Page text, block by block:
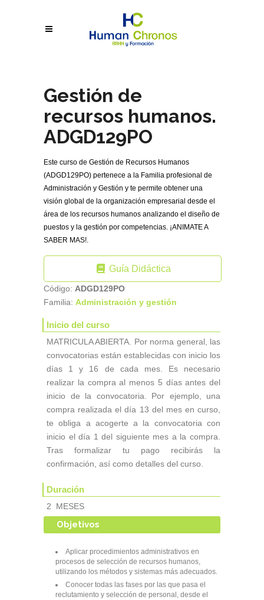
Gestión de
recursos humanos.
ADGD129PO
Este curso de Gestión de Recursos Humanos
(ADGD129PO) pertenece a la Familia profesional de
Administración y Gestión y te permite obtener una
visión global de la organización empresarial desde el
área de los recursos humanos analizando el diseño de
puestos y la gestión por competencias. ¡ANIMATE A
SABER MAS!.
Guía Didáctica
Código: ADGD129PO
Familia: Administración y gestión
Inicio del curso
MATRICULA ABIERTA. Por norma general, las
convocatorias están establecidas con inicio los
días 1 y 16 de cada mes. Es necesario
realizar la compra al menos 5 días antes del
inicio de la convocatoria. Por ejemplo, una
compra realizada el día 13 del mes en curso,
te obliga a acogerte a la convocatoria con
inicio el día 1 del siguiente mes a la compra.
Tras formalizar tu pago recibirás la
confirmación, así como detalles del curso.
Duración
2 MESES
Objetivos
Aplicar procedimientos administrativos en
procesos de selección de recursos humanos,
utilizando los métodos y sistemas más adecuados.
Conocer todas las fases por las que pasa el
reclutamiento y selección de personal, desde el